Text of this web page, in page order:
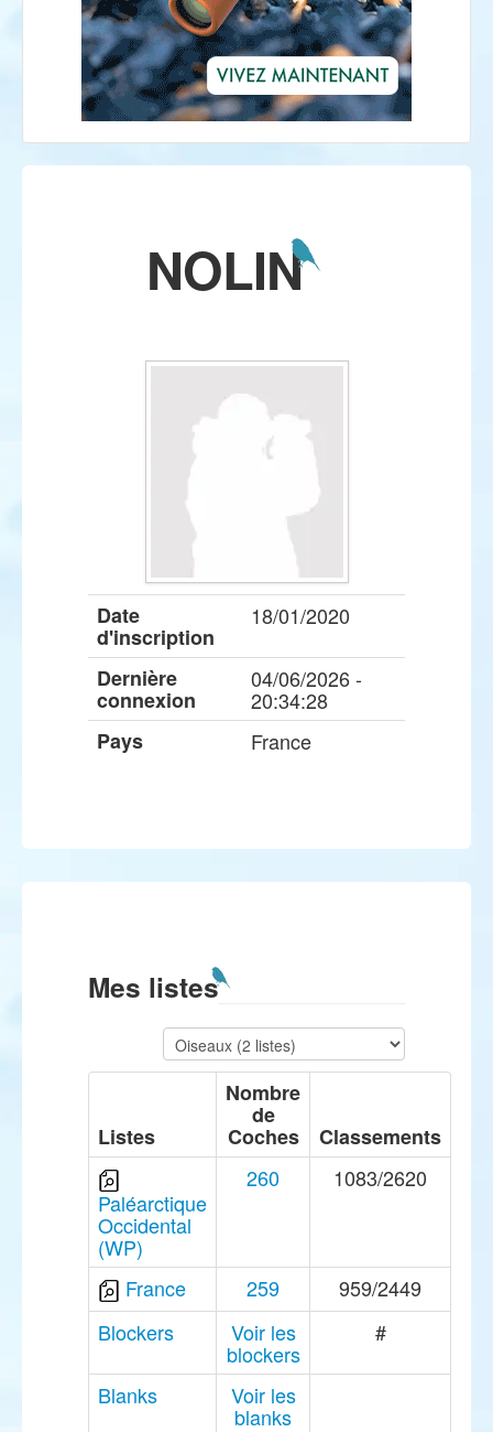
NOLIN
Date
d'inscription
18/01/2020
Dernière
connexion
04/06/2026 -
20:34:28
Pays
France
Mes listes
Listes
Nombre
de
Coches Classements
Paléarctique
Occidental
(WP)
260 1083/2620
France 259
959/2449
Blockers
Voir les
blockers
#
Blanks Voir les
blanks